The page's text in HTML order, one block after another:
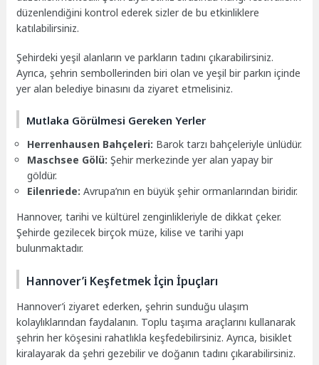
düzenlendiğini kontrol ederek sizler de bu etkinliklere
katılabilirsiniz.
Şehirdeki yeşil alanların ve parkların tadını çıkarabilirsiniz.
Ayrıca, şehrin sembollerinden biri olan ve yeşil bir parkın içinde
yer alan belediye binasını da ziyaret etmelisiniz.
Mutlaka Görülmesi Gereken Yerler
Herrenhausen Bahçeleri: Barok tarzı bahçeleriyle ünlüdür.
Maschsee Gölü: Şehir merkezinde yer alan yapay bir
göldür.
Eilenriede: Avrupa’nın en büyük şehir ormanlarından biridir.
Hannover, tarihi ve kültürel zenginlikleriyle de dikkat çeker.
Şehirde gezilecek birçok müze, kilise ve tarihi yapı
bulunmaktadır.
Hannover’i Keşfetmek İçin İpuçları
Hannover’i ziyaret ederken, şehrin sunduğu ulaşım
kolaylıklarından faydalanın. Toplu taşıma araçlarını kullanarak
şehrin her köşesini rahatlıkla keşfedebilirsiniz. Ayrıca, bisiklet
kiralayarak da şehri gezebilir ve doğanın tadını çıkarabilirsiniz.